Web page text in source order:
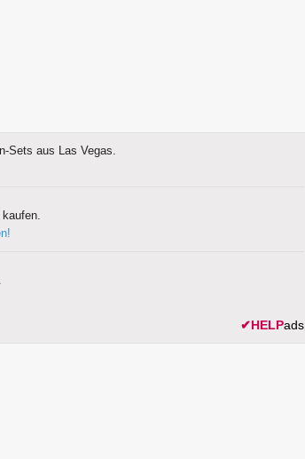
Sets aus Las Vegas.
kaufen.
✔HELPads